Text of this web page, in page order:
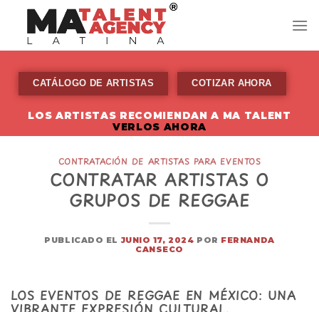
content
CATÁLOGO DE ARTISTAS COTIZAR AHORA
LOS ARTISTAS RECOMIENDAN A MA TALENT
VERLOS AHORA
CONTRATACIÓN DE ARTISTAS PARA EVENTOS
CONTRATAR ARTISTAS O
GRUPOS DE REGGAE
PUBLICADO EL JUNIO 17, 2024 POR FERNANDA
CANSECO
LOS EVENTOS DE REGGAE EN MÉXICO: UNA
VIBRANTE EXPRESIÓN CULTURAL.